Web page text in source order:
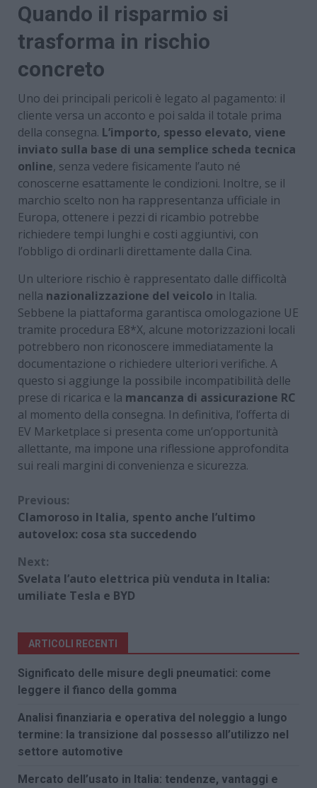
Quando il risparmio si
trasforma in rischio
concreto
Uno dei principali pericoli è legato al pagamento: il
cliente versa un acconto e poi salda il totale prima
della consegna. L’importo, spesso elevato, viene
inviato sulla base di una semplice scheda tecnica
online, senza vedere fisicamente l’auto né
conoscerne esattamente le condizioni. Inoltre, se il
marchio scelto non ha rappresentanza ufficiale in
Europa, ottenere i pezzi di ricambio potrebbe
richiedere tempi lunghi e costi aggiuntivi, con
l’obbligo di ordinarli direttamente dalla Cina.
Un ulteriore rischio è rappresentato dalle difficoltà
nella nazionalizzazione del veicolo in Italia.
Sebbene la piattaforma garantisca omologazione UE
tramite procedura E8*X, alcune motorizzazioni locali
potrebbero non riconoscere immediatamente la
documentazione o richiedere ulteriori verifiche. A
questo si aggiunge la possibile incompatibilità delle
prese di ricarica e la mancanza di assicurazione RC
al momento della consegna. In definitiva, l’offerta di
EV Marketplace si presenta come un’opportunità
allettante, ma impone una riflessione approfondita
sui reali margini di convenienza e sicurezza.
Continue
Reading
Previous:
Clamoroso in Italia, spento anche l’ultimo
autovelox: cosa sta succedendo
Next:
Svelata l’auto elettrica più venduta in Italia:
umiliate Tesla e BYD
ARTICOLI RECENTI
Significato delle misure degli pneumatici: come
leggere il fianco della gomma
Analisi finanziaria e operativa del noleggio a lungo
termine: la transizione dal possesso all’utilizzo nel
settore automotive
Mercato dell’usato in Italia: tendenze, vantaggi e